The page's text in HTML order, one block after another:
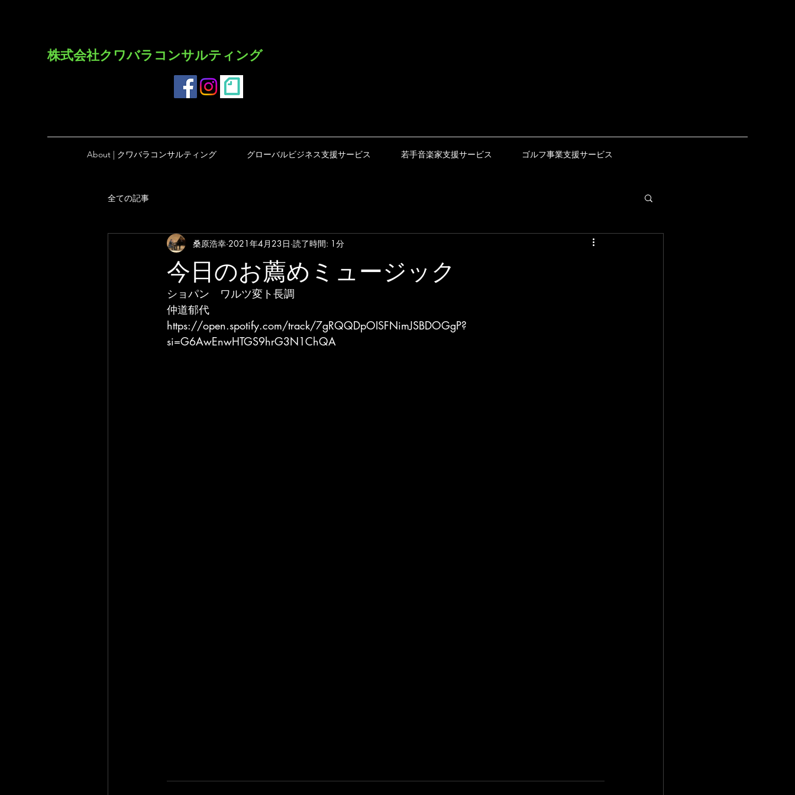
​株式会社クワバラコンサルティング
About | クワバラコンサルティング グローバルビジネス支援サービス 若手音楽家支援サービス ゴルフ事業支援サービス
全ての記事
今日のお薦めミュージック
桑原浩幸 2021年4月23日 読了時間: 1分
ショパン　ワルツ変ト長調
仲道郁代
https://open.spotify.com/track/7gRQQDpOISFNimJSBDOGgP?
si=G6AwEnwHTGS9hrG3N1ChQA